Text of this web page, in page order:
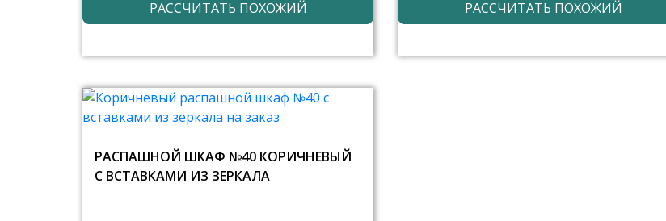
РАССЧИТАТЬ ПОХОЖИЙ РАССЧИТАТЬ ПОХОЖИЙ
РАСПАШНОЙ ШКАФ №40 КОРИЧНЕВЫЙ
С ВСТАВКАМИ ИЗ ЗЕРКАЛА